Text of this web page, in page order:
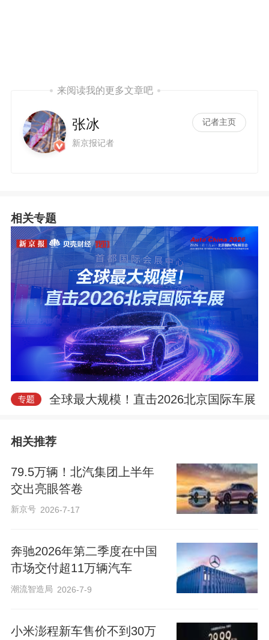
来阅读我的更多文章吧
张冰
新京报记者
记者主页
相关专题
全球最大规模！直击2026北京国际车展
相关推荐
79.5万辆！北汽集团上半年
交出亮眼答卷
新京号 2026-7-17
奔驰2026年第二季度在中国
市场交付超11万辆汽车
潮流智造局 2026-7-9
小米澎程新车售价不到30万